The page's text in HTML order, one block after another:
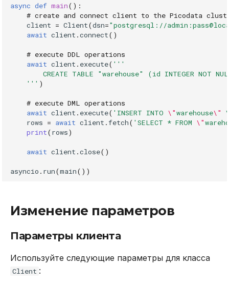
INSERT
SELECT
UPDATE
async def main():
# create and connect client to the Picodata
client = Client(dsn="postgresql://
await client .connect()
# execute DDL operations
await client . execute( '''
CREATE TABLE "warehouse" (id INTEGER NOT
    '''
)
# execute DML operations
await client . execute( 'INSERT INTO \"warehouse\"
rows = await client .fetch( 'SELECT * FROM \"
print(rows)
await client .close()
asyncio . run(main())
Изменение параметров
Параметры клиента
Используйте следующие параметры для класса
Client :